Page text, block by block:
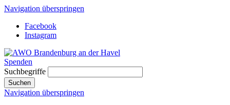
Navigation überspringen
Facebook
Instagram
Spenden
Suchbegriffe
Suchen
Navigation überspringen